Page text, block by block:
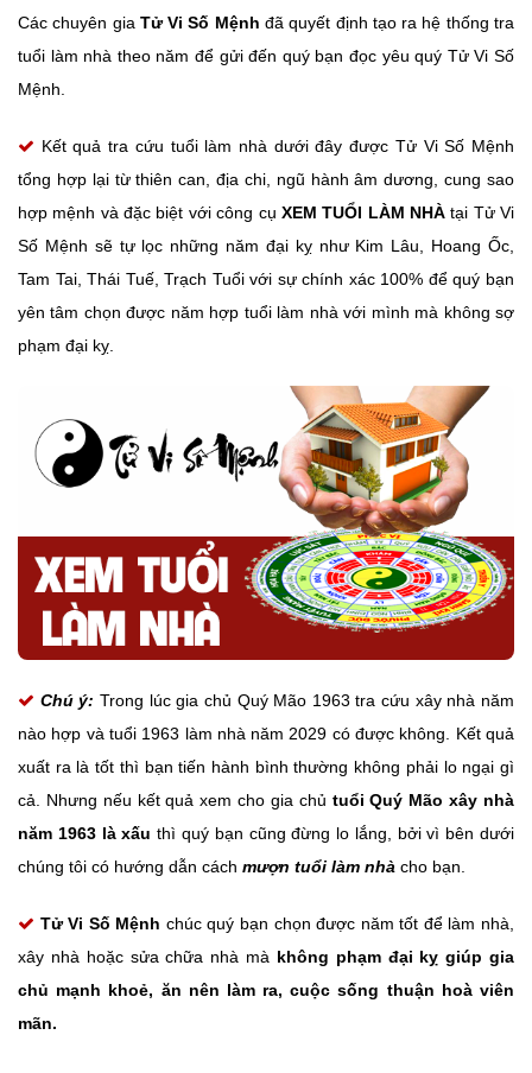
Các chuyên gia Tử Vi Số Mệnh đã quyết định tạo ra hệ thống tra
tuổi làm nhà theo năm để gửi đến quý bạn đọc yêu quý Tử Vi Số
Mệnh.
Kết quả tra cứu tuổi làm nhà dưới đây được Tử Vi Số Mệnh
tổng hợp lại từ thiên can, địa chi, ngũ hành âm dương, cung sao
hợp mệnh và đặc biệt với công cụ XEM TUỔI LÀM NHÀtại Tử Vi
Số Mệnh sẽ tự lọc những năm đại kỵ như Kim Lâu, Hoang Ốc,
Tam Tai, Thái Tuế, Trạch Tuổi với sự chính xác 100% để quý bạn
yên tâm chọn được năm hợp tuổi làm nhà với mình mà không sợ
phạm đại kỵ.
Chú ý: Trong lúc gia chủ Quý Mão 1963 tra cứu xây nhà năm
nào hợp và tuổi 1963 làm nhà năm 2029 có được không. Kết quả
xuất ra là tốt thì bạn tiến hành bình thường không phải lo ngại gì
cả. Nhưng nếu kết quả xem cho gia chủ tuổi Quý Mão xây nhà
năm 1963 là xấu thì quý bạn cũng đừng lo lắng, bởi vì bên dưới
chúng tôi có hướng dẫn cách mượn tuổi làm nhà cho bạn.
Tử Vi Số Mệnh chúc quý bạn chọn được năm tốt để làm nhà,
xây nhà hoặc sửa chữa nhà mà không phạm đại kỵ giúp gia
chủ mạnh khoẻ, ăn nên làm ra, cuộc sống thuận hoà viên
mãn.